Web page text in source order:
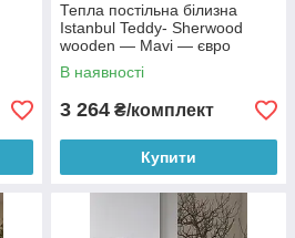
Тепла постільна білизна
Istanbul Teddy- Sherwood
wooden — Mavi — євро
В наявності
3 264 ₴/комплект
Купити